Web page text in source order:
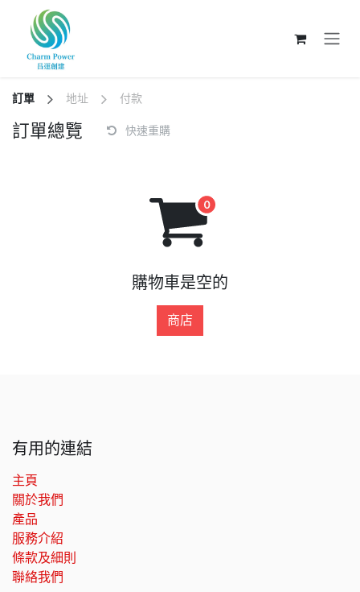
跳至內容
訂單 地址 付款
訂單總覽 快速重購
購物車是空的
商店
有用的連結
主頁
關於我們
產品
服務介紹
條款及細則
聯絡我們